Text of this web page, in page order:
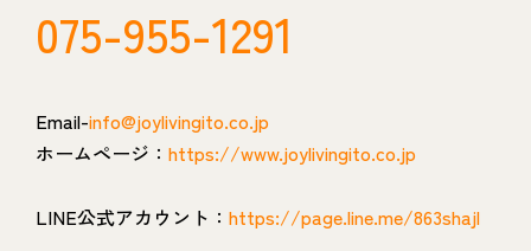
075-955-1291
Email-info@joylivingito.co.jp
ホームページ： https://www.joylivingito.co.jp
LINE公式アカウント： https://page.line.me/863shajl